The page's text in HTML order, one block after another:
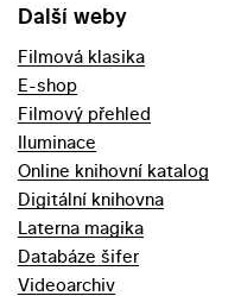
Další weby
Filmová klasika
E-shop
Filmový přehled
Iluminace
Online knihovní katalog
Digitální knihovna
Laterna magika
Databáze šifer
Videoarchiv